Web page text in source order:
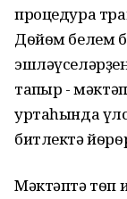
процедура
Дѳйѳм белем
тапҡыр -
уртаһында
битлектә
Мәктәптә тѳп